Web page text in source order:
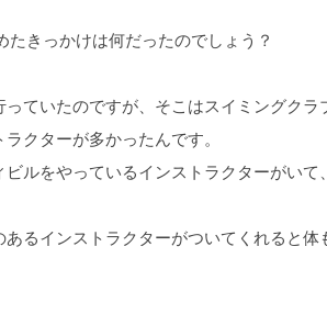
たきっかけは何だったのでしょう？
っていたのですが、そこはスイミングク
クターが多かったんです。
ビルをやっているインストラクターがい
あるインストラクターがついてくれると